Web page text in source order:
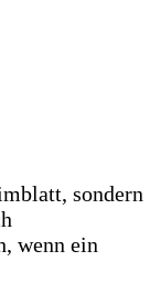
sondern
wenn ein